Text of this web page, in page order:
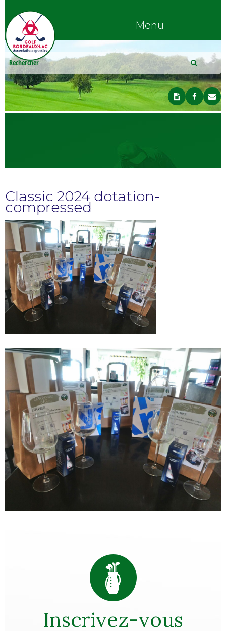
Menu
Classic 2024 dotation-
compressed
Inscrivez-vous